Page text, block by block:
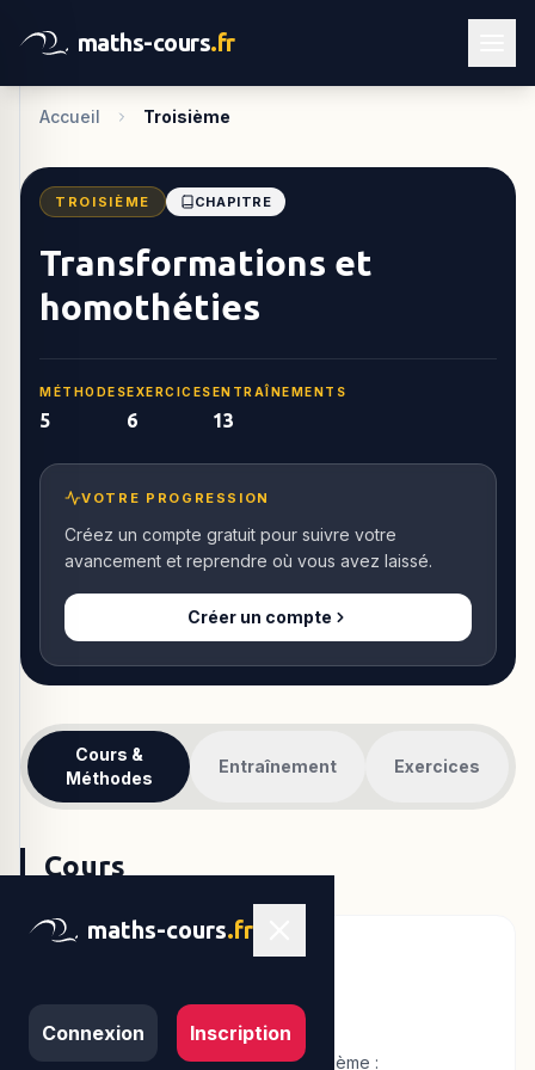
maths-cours.fr
maths-cours.fr
Connexion Inscription
Accueil Troisième
TROISIÈME CHAPITRE
Transformations et
homothéties
MÉTHODES
5
EXERCICES
6
ENTRAÎNEMENTS
13
VOTRE PROGRESSION
Créez un compte gratuit pour suivre votre
avancement et reprendre où vous avez laissé.
Créer un compte
Cours &
Méthodes
Entraînement Exercices
Cours
homothéties
Tout savoir sur les homothéties en 3ème :